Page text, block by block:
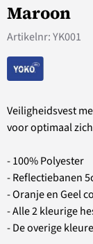
Maroon
Artikelnr:YK001
Veiligheidsvest
voor optimaal
- 100% Polyester
- Reflectiebanen
- Oranje en Geel
- Alle 2 kleurige
- De overige